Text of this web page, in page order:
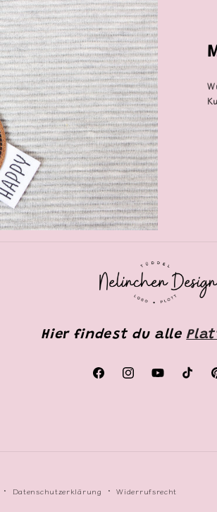
Hier findest du alle
FacebookInstagramYouTubeTikTok
Datenschutzerklärung Widerrufsrecht